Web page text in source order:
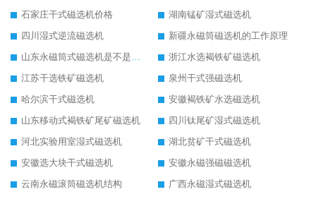
石家庄干式磁选机价格
湖南锰矿湿式磁选机
四川湿式逆流磁选机
新疆永磁筒磁选机的工作原理
山东永磁筒式磁选机是不是强磁
浙江水选褐铁矿磁选机
江苏干选铁矿磁选机
泉州干式强磁选机
哈尔滨干式磁选机
安徽褐铁矿水选磁选机
山东移动式褐铁矿尾矿磁选机
四川钛尾矿湿式磁选机
河北实验用室湿式磁选机
湖北贫矿干式磁选机
安徽选大块干式磁选机
安徽永磁强磁磁选机
云南永磁滚筒磁选机结构
广西永磁湿式磁选机